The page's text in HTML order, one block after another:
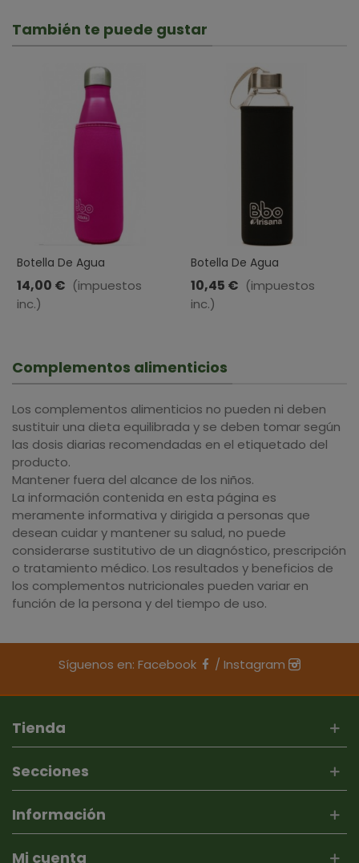
Bioregena
· 40 Ml
BBO
Irisana ·
300 Ml
También te puede gustar
Botella De Agua
Reutilizable · Acero
Inoxidable · Con Funda
Neopreno · BBO IRISANA ·
14,00 € (impuestos
inc.)
Botella De Agua
Reutilizable De Vidrio Con
Funda De Neopreno · BBO
Irisana · 550 Ml
10,45 € (impuestos
inc.)
Complementos alimenticios
Los complementos alimenticios no pueden ni deben
sustituir una dieta equilibrada y se deben tomar según
las dosis diarias recomendadas en el etiquetado del
producto.
Mantener fuera del alcance de los niños.
La información contenida en esta página es
meramente informativa y dirigida a personas que
desean cuidar y mantener su salud, no puede
considerarse sustitutivo de un diagnóstico, prescripción
o tratamiento médico. Los resultados y beneficios de
los complementos nutricionales pueden variar en
función de la persona y del tiempo de uso.
Síguenos en: Facebook / Instagram
Tienda
Secciones
Información
Mi cuenta